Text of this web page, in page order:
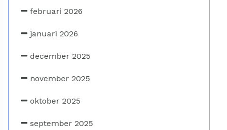
februari 2026
januari 2026
december 2025
november 2025
oktober 2025
september 2025